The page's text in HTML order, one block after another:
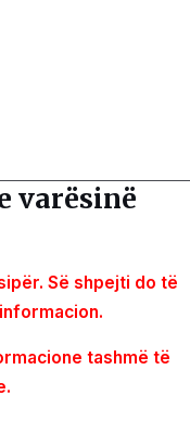
varësinë
Së shpejti do të
informacion.
tashmë të